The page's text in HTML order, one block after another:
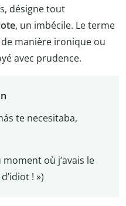
désigne tout
, un imbécile. Le terme
manière ironique ou
avec prudence.
te necesitaba,
moment où j’avais le
! »)